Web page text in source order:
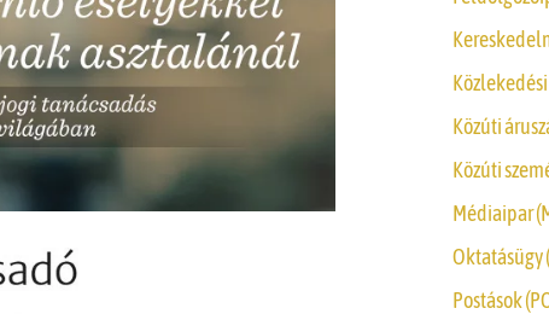
Közlekedési
Közúti
Közúti
Médiaipar
Oktatásügy
Postások